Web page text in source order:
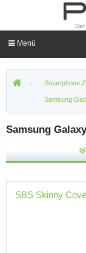
Menü
Smartphone
Samsung
Samsung
SBS Skinny